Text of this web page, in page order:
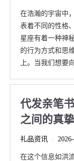
在浩瀚的宇宙中
表着不同的性格
星座有着一种神
的行为方式和思
上。当我们想要
代发亲笔
之间的真
礼品资讯
在这个信息如洪